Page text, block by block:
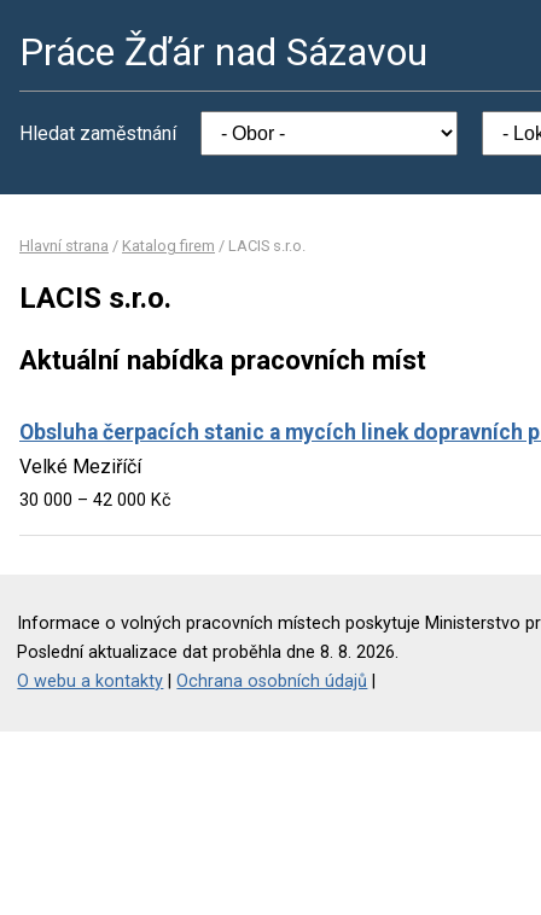
Práce Žďár nad Sázavou
Hledat zaměstnání
Hlavní strana / Katalog firem / LACIS s.r.o.
LACIS s.r.o.
Aktuální nabídka pracovních míst
Obsluha čerpacích stanic a mycích linek dopravních
Velké Meziříčí
30 000 – 42 000 Kč
Informace o volných pracovních místech poskytuje Ministerstvo
Poslední aktualizace dat proběhla dne 8. 8. 2026.
O webu a kontakty |Ochrana osobních údajů